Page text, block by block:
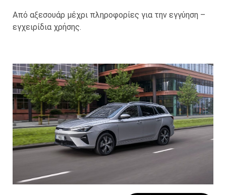
Από αξεσουάρ μέχρι πληροφορίες για την εγγύηση –
εγχειρίδια χρήσης.